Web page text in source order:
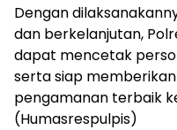
Dengan
dan berkelanjutan,
dapat mencetak
serta siap
pengamanan terbaik
(Humasrespulpis)